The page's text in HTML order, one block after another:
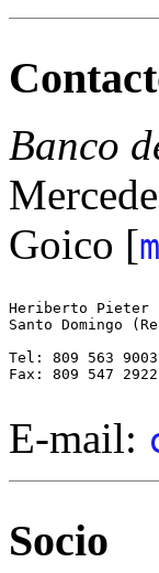
Banco
Goico [
Heriberto Pieter
Santo Domingo
Tel: 809 563 9003
Fax: 809 547 2922
E-mail:
Socio